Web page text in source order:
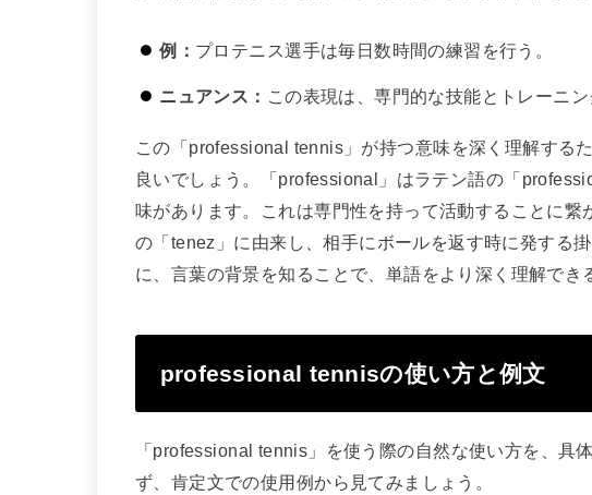
例： プロテニス選手は毎日数時間の練習を行う。
ニュアンス： この表現は、専門的な技能とトレーニ
この「professional tennis」が持つ意味を深く理解する
良いでしょう。「professional」はラテン語の「
味があります。これは専門性を持って活動することに
の「tenez」に由来し、相手にボールを返す時に発する
に、言葉の背景を知ることで、単語をより深く理解でき
professional tennisの使い方と例文
「professional tennis」を使う際の自然な使い方を、具
ず、肯定文での使用例から見てみましょう。